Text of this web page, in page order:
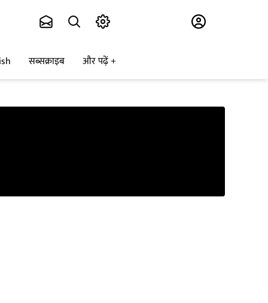
सब्सक्राइब और पढ़ें